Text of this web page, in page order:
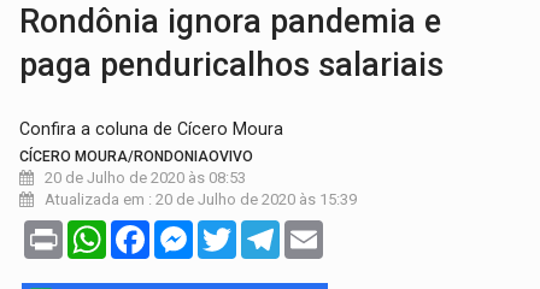
Rondônia ignora pandemia e
paga penduricalhos salariais
Confira a coluna de Cícero Moura
CÍCERO MOURA/RONDONIAOVIVO
20 de Julho de 2020 às 08:53
Atualizada em : 20 de Julho de 2020 às 15:39
Print WhatsAppFacebookMessenger
TwitterTelegram